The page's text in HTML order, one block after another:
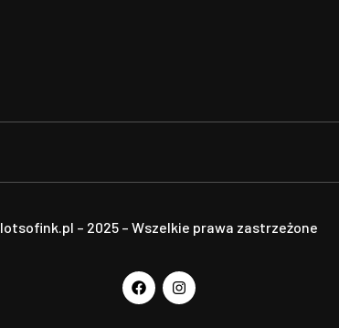
lotsofink.pl – 2025 – Wszelkie prawa zastrzeżone